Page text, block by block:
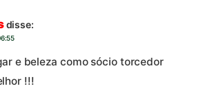
disse:
e beleza como sócio torcedor
!!!